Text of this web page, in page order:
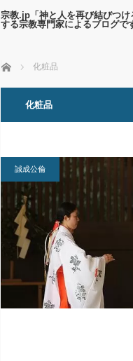
宗教.jp「神と人を再び結びつ
する宗教専門家によるブログで
ホーム 化粧品
化粧品
誠成公倫